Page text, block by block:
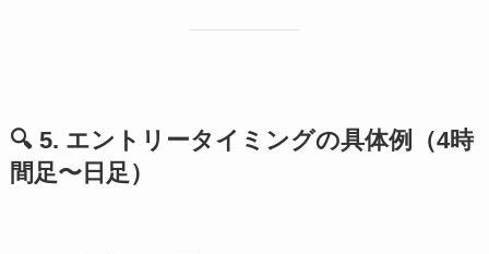
🔍 5. エントリータイミングの具体例（4時
間足〜日足）